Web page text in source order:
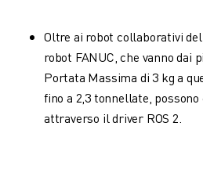
Oltre ai robot collaborativi
robot FANUC, che vanno dai
Portata Massima di 3 kg a
fino a 2,3 tonnellate, possono
attraverso il driver ROS 2.